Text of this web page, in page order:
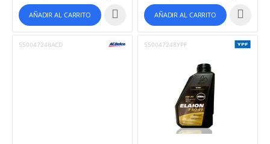
AÑADIR AL CARRITO AÑADIR AL CARRITO
550047248ACD 550047248YPF